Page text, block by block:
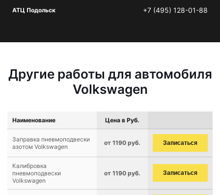
АТЦ Подольск +7 (495) 128-01-88
Другие работы для автомобиля
Volkswagen
Наименование Цена в Руб.
Заправка пневмоподвески
азотом Volkswagen
от 1190 руб. Записаться
Калибровка
пневмоподвески
Volkswagen
от 1190 руб. Записаться